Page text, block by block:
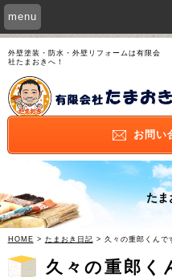
menu
外壁塗装・防水・外壁リフォームは有限会
社たまおきへ！
お問い
たま
HOME > たまおき日記 > 久々の重郎くんで
久々の重郎く